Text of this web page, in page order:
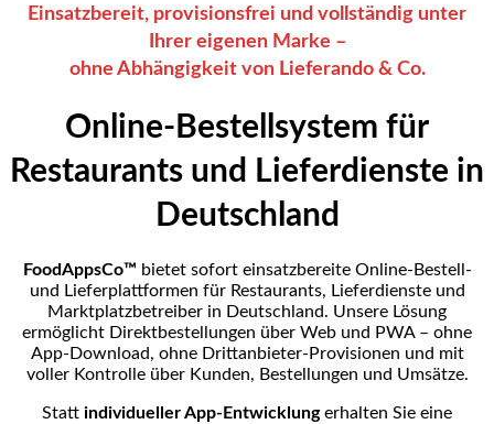
Einsatzbereit, provisionsfrei und vollständig unter
Ihrer eigenen Marke –
ohne Abhängigkeit von Lieferando & Co.
Online-Bestellsystem für
Restaurants und Lieferdienste in
Deutschland
FoodAppsCo™ bietet sofort einsatzbereite Online-Bestell-
und Lieferplattformen für Restaurants, Lieferdienste und
Marktplatzbetreiber in Deutschland. Unsere Lösung
ermöglicht Direktbestellungen über Web und PWA – ohne
App-Download, ohne Drittanbieter-Provisionen und mit
voller Kontrolle über Kunden, Bestellungen und Umsätze.
Statt individueller App-Entwicklungerhalten Sie eine